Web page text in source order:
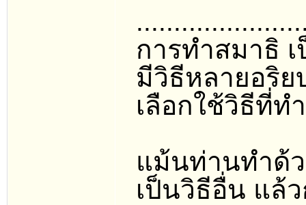
การทำสมาธิ
มีวิธีหลายอริย
เลือกใช้วิธีที่ท
แม้นท่านทำด้ว
เป็นวิธีอื่น แล้